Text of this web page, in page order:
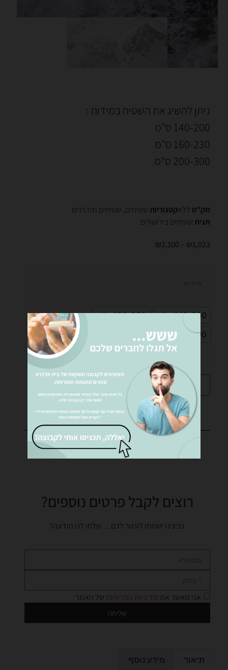
ניתן להשיג את השטיח במידות :
140-200 ס"מ
160-230 ס"מ
200-300 ס"מ
מק"ט ללאקטגוריות שטיחים, שטיחים מודרנים
תגית שטיחים בירושלים
₪1,023
₪2,100
140-200 ס"מ
160-230 ס"מ
200-290 ס"מ
הוספה לסל
רוצים לקבל פרטים נוספים?
נציגינו ישמחו לעזור לכם… שלחו לנו הודעה!
אני מאשר את מדיניות הפרטיות של האתר
שליחה
תיאור מידע נוסף